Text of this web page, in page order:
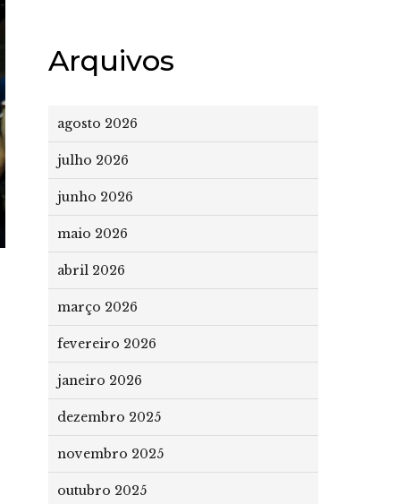
Arquivos
agosto 2026
julho 2026
junho 2026
maio 2026
abril 2026
março 2026
fevereiro 2026
janeiro 2026
dezembro 2025
novembro 2025
outubro 2025